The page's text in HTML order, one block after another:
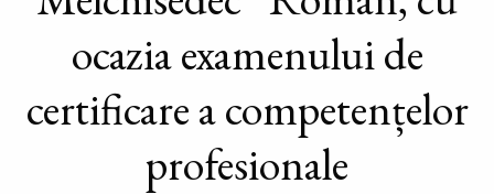
ocazia examenului de
certificare a competențelor
profesionale